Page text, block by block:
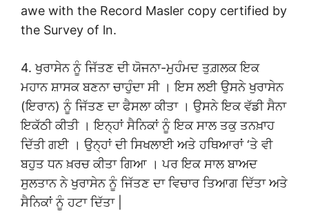
awe with the Record Masler copy certified by
the Survey of ln.
4. ਖੁਰਾਸੇਨ ਨੂੰ ਜਿੱਤਣ ਦੀ ਯੋਜਨਾ-ਮੁਹੰਮਦ ਤੁਗ਼ਲਕ ਇਕ
ਮਹਾਨ ਸ਼ਾਸਕ ਬਣਨਾ ਚਾਹੁੰਦਾ ਸੀ । ਇਸ ਲਈ ਉਸਨੇ ਖੁਰਾਸੇਨ
(ਇਰਾਨ) ਨੂੰ ਜਿੱਤਣ ਦਾ ਫੈਸਲਾ ਕੀਤਾ । ਉਸਨੇ ਇਕ ਵੱਡੀ ਸੈਨਾ
ਇਕੱਠੀ ਕੀਤੀ । ਇਨ੍ਹਾਂ ਸੈਨਿਕਾਂ ਨੂੰ ਇਕ ਸਾਲ ਤਕੁ ਤਨਖ਼ਾਹ
ਦਿੱਤੀ ਗਈ । ਉਨ੍ਹਾਂ ਦੀ ਸਿਖਲਾਈ ਅਤੇ ਹਥਿਆਰਾਂ ‘ਤੇ ਵੀ
ਬਹੁਤ ਧਨ ਖ਼ਰਚ ਕੀਤਾ ਗਿਆ । ਪਰ ਇਕ ਸਾਲ ਬਾਅਦ
ਸੁਲਤਾਨ ਨੇ ਖੁਰਾਸੇਨ ਨੂੰ ਜਿੱਤਣ ਦਾ ਵਿਚਾਰ ਤਿਆਗ ਦਿੱਤਾ ਅਤੇ
ਸੈਨਿਕਾਂ ਨੂੰ ਹਟਾ ਦਿੱਤਾ |